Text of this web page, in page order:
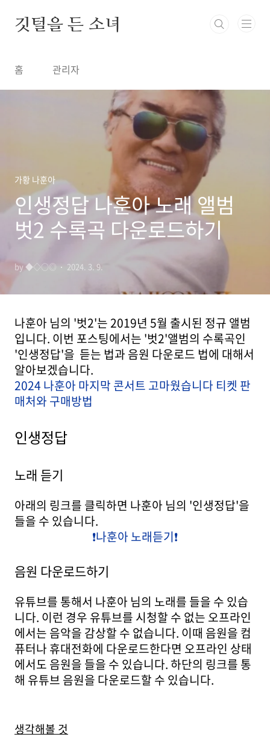
깃털을 든 소녀
홈 관리자
가황 나훈아
인생정답 나훈아 노래 앨범
벗2 수록곡 다운로드하기
by ◆◇○◎ 2024. 3. 9.
나훈아 님의 '벗2'는 2019년 5월 출시된 정규 앨범
입니다. 이번 포스팅에서는 '벗2'앨범의 수록곡인
'인생정답'을 듣는 법과 음원 다운로드 법에 대해서
알아보겠습니다.
2024 나훈아 마지막 콘서트 고마웠습니다 티켓 판
매처와 구매방법
인생정답
노래 듣기
아래의 링크를 클릭하면 나훈아 님의 '인생정답'을
들을 수 있습니다.
❗️나훈아 노래듣기❗️
음원 다운로드하기
유튜브를 통해서 나훈아 님의 노래를 들을 수 있습
니다. 이런 경우 유튜브를 시청할 수 없는 오프라인
에서는 음악을 감상할 수 없습니다. 이때 음원을 컴
퓨터나 휴대전화에 다운로드한다면 오프라인 상태
에서도 음원을 들을 수 있습니다. 하단의 링크를 통
해 유튜브 음원을 다운로드할 수 있습니다.
생각해볼 것